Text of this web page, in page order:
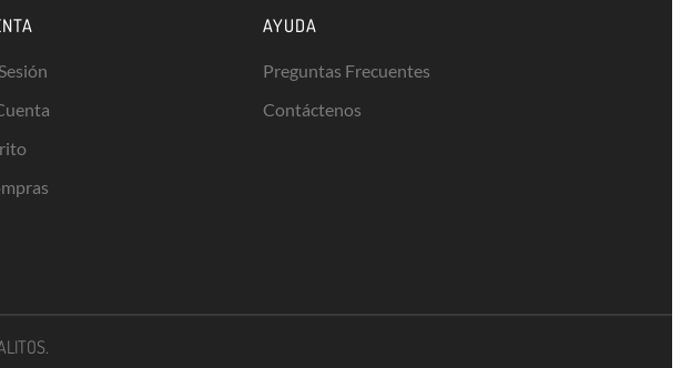
AYUDA
Preguntas Frecuentes
ContáctenosFormas de canjear